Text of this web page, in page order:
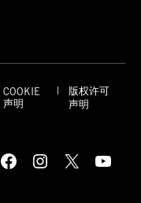
COOKIE
声明
版权许可
声明
Facebook Instagram X YouTube